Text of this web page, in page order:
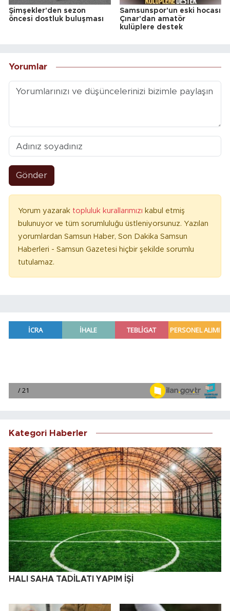
Şimşekler'den sezon
öncesi dostluk buluşması
Samsunspor'un eski hocası
Çınar'dan amatör
kulüplere destek
Yorumlar
Gönder
Yorum yazarak topluluk kurallarımızı kabul etmiş
bulunuyor ve tüm sorumluluğu üstleniyorsunuz. Yazılan
yorumlardan Samsun Haber, Son Dakika Samsun
Haberleri - Samsun Gazetesi hiçbir şekilde sorumlu
tutulamaz.
Kategori Haberler
HALI SAHA TADİLATI YAPIM İŞİ